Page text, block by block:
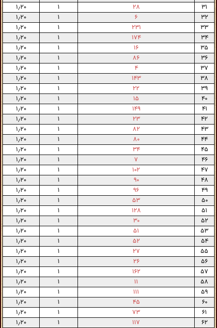
۳۱
۲۸ ۱
۱٫۲۰
۳۲
۶ ۱
۱٫۲۰
۳۳
۲۳۱ ۱
۱٫۲۰
۳۴
۱۷۴ ۱
۱٫۲۰
۳۵
۱۶ ۱
۱٫۲۰
۳۶
۸۶ ۱
۱٫۲۰
۳۷
۴ ۱
۱٫۲۰
۳۸
۱۴۳ ۱
۱٫۲۰
۳۹
۲۲ ۱
۱٫۲۰
۴۰
۱۵ ۱
۱٫۲۰
۴۱
۱۴۹ ۱
۱٫۲۰
۴۲
۲۳ ۱
۱٫۲۰
۴۳
۸۲ ۱
۱٫۲۰
۴۴
۸۰ ۱
۱٫۲۰
۴۵
۳۴ ۱
۱٫۲۰
۴۶
۷ ۱
۱٫۲۰
۴۷
۱۰۲ ۱
۱٫۲۰
۴۸
۹۰ ۱
۱٫۲۰
۴۹
۹۶ ۱
۱٫۲۰
۵۰
۵۳ ۱
۱٫۲۰
۵۱
۱۲۸ ۱
۱٫۲۰
۵۲
۳۰ ۱
۱٫۲۰
۵۳
۵۱ ۱
۱٫۲۰
۵۴
۵۲ ۱
۱٫۲۰
۵۵
۲۷ ۱
۱٫۲۰
۵۶
۲۶ ۱
۱٫۲۰
۵۷
۱۶۲ ۱
۱٫۲۰
۵۸
۱۱ ۱
۱٫۲۰
۵۹
۱۱۱ ۱
۱٫۲۰
۶۰
۴۵ ۱
۱٫۲۰
۶۱
۷۳ ۱
۱٫۲۰
۶۲
۱۱۷ ۱ ۱٫۲۰